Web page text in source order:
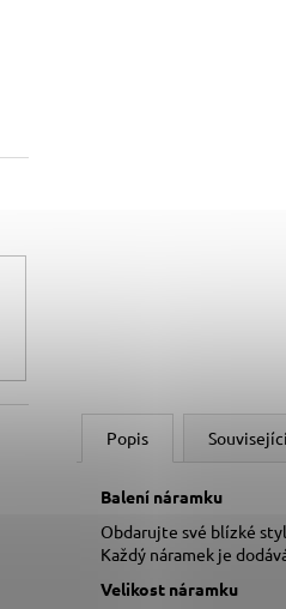
Popis
Balení náramku
Obdarujte své blízké
Každý náramek je
Velikost náramku